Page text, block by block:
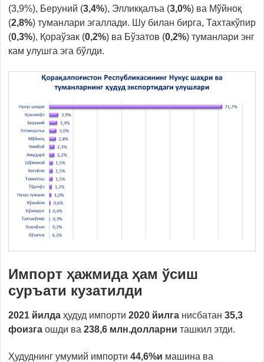
(3,9%), Беруний (3,4%), Элликқалъа (3,0%) ва Мўйноқ
(2,8%) туманлари эгаллади. Шу билан бирга, Тахтакўпир
(0,3%), Қораўзак (0,2%) ва Бўзатов (0,2%) туманлари энг
кам улушга эга бўлди.
Импорт ҳажмида ҳам ўсиш
суръати кузатилди
2021 йилда ҳудуд импорти 2020 йилга нисбатан 35,3
фоизга ошди ва 238,6 млн.долларни ташкил этди.
Ҳудуднинг умумий импорти 44,6%и машина ва